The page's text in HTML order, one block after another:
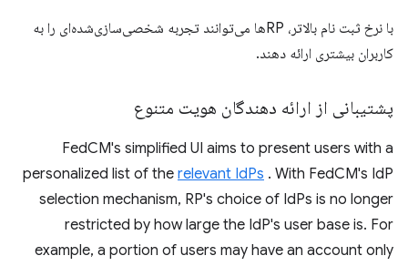
با نرخ ثبت نام بالاتر، RPها می‌توانند تجربه شخصی‌سازی‌شده‌ای را به
کاربران بیشتری ارائه دهند.
پشتیبانی از ارائه دهندگان هویت متنوع
FedCM's simplified UI aims to present users with a
personalized list of the relevant IdPs . With FedCM's IdP
selection mechanism, RP's choice of IdPs is no longer
restricted by how large the IdP's user base is. For
example, a portion of users may have an account only